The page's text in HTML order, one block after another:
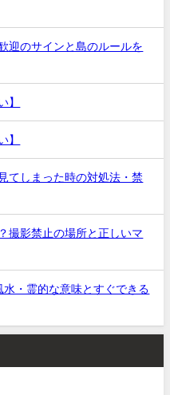
迎のサインと島のルールを
】
】
てしまった時の対処法・禁
撮影禁止の場所と正しいマ
・霊的な意味とすぐできる